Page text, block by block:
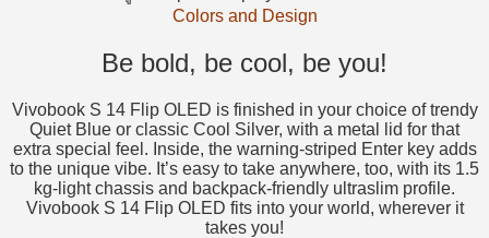
Colors and Design
Be bold, be cool, be you!
Vivobook S 14 Flip OLED is finished in your choice of trendy
Quiet Blue or classic Cool Silver, with a metal lid for that
extra special feel. Inside, the warning-striped Enter key adds
to the unique vibe. It’s easy to take anywhere, too, with its 1.5
kg-light chassis and backpack-friendly ultraslim profile.
Vivobook S 14 Flip OLED fits into your world, wherever it
takes you!